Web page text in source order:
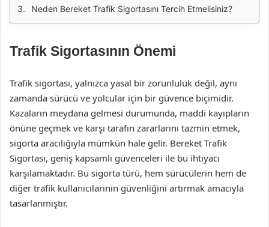
Neden Bereket Trafik Sigortasını Tercih Etmelisiniz?
Trafik Sigortasının Önemi
Trafik sigortası, yalnızca yasal bir zorunluluk değil, aynı
zamanda sürücü ve yolcular için bir güvence biçimidir.
Kazaların meydana gelmesi durumunda, maddi kayıpların
önüne geçmek ve karşı tarafın zararlarını tazmin etmek,
sigorta aracılığıyla mümkün hale gelir. Bereket Trafik
Sigortası, geniş kapsamlı güvenceleri ile bu ihtiyacı
karşılamaktadır. Bu sigorta türü, hem sürücülerin hem de
diğer trafik kullanıcılarının güvenliğini artırmak amacıyla
tasarlanmıştır.